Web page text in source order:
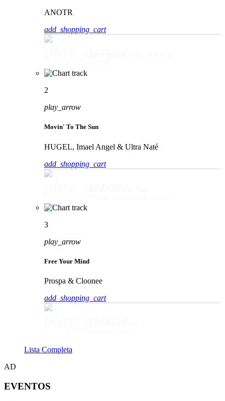
ANOTR
add_shopping_cart
2
play_arrow
Movin' To The Sun
HUGEL, Imael Angel & Ultra Naté
add_shopping_cart
3
play_arrow
Free Your Mind
Prospa & Cloonee
add_shopping_cart
Lista Completa
AD
EVENTOS